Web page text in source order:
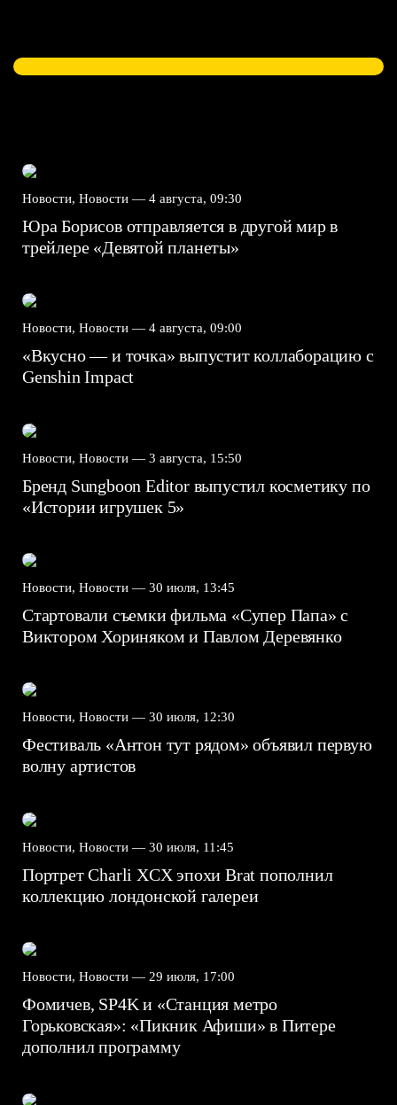
Новости, Новости — 4 августа, 09:30
Юра Борисов отправляется в другой мир в
трейлере «Девятой планеты»
Новости, Новости — 4 августа, 09:00
«Вкусно — и точка» выпустит коллаборацию с
Genshin Impact⁠⁠
Новости, Новости — 3 августа, 15:50
Бренд Sungboon Editor выпустил косметику по
«Истории игрушек 5»
Новости, Новости — 30 июля, 13:45
Стартовали съемки фильма «Супер Папа» с
Виктором Хориняком и Павлом Деревянко
Новости, Новости — 30 июля, 12:30
Фестиваль «Антон тут рядом» объявил первую
волну артистов
Новости, Новости — 30 июля, 11:45
Портрет Charli XCX эпохи Brat пополнил
коллекцию лондонской галереи
Новости, Новости — 29 июля, 17:00
Фомичев, SP4K и «Станция метро
Горьковская»: «Пикник Афиши» в Питере
дополнил программу